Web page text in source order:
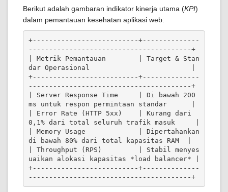
Berikut adalah gambaran indikator kinerja utama (KPI)
dalam pemantauan kesehatan aplikasi web:
+--------------------------+--------------
----------------------------------------+
| Metrik Pemantauan        | Target & Stan
dar Operasional                         |
+--------------------------+--------------
----------------------------------------+
| Server Response Time     | Di bawah 200
ms untuk respon permintaan standar      |
| Error Rate (HTTP 5xx)    | Kurang dari
0,1% dari total seluruh trafik masuk     |
| Memory Usage             | Dipertahankan
di bawah 80% dari total kapasitas RAM  |
| Throughput (RPS)         | Stabil menyes
uaikan alokasi kapasitas *load balancer* |
+--------------------------+--------------
----------------------------------------+